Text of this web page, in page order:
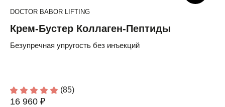
DOCTOR BABOR LIFTING
Крем-Бустер Коллаген-Пептиды
Безупречная упругость без инъекций
(85)
16 960 ₽